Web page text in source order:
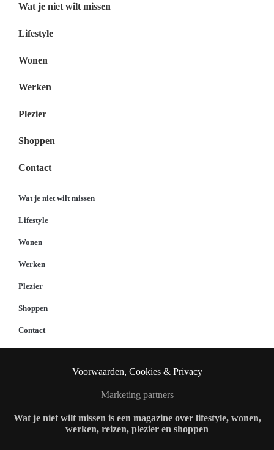
Wat je niet wilt missen
Lifestyle
Wonen
Werken
Plezier
Shoppen
Contact
Wat je niet wilt missen
Lifestyle
Wonen
Werken
Plezier
Shoppen
Contact
Voorwaarden, Cookies & Privacy
Marketing partners
Wat je niet wilt missen is een magazine over lifestyle, wonen,
werken, reizen, plezier en shoppen